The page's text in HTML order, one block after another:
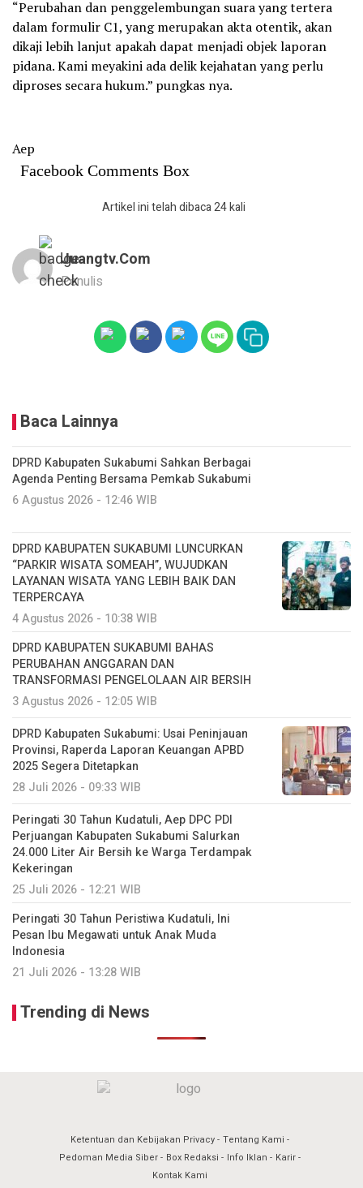
“Perubahan dan penggelembungan suara yang tertera
dalam formulir C1, yang merupakan akta otentik, akan
dikaji lebih lanjut apakah dapat menjadi objek laporan
pidana. Kami meyakini ada delik kejahatan yang perlu
diproses secara hukum.” pungkas nya.
Aep
Facebook Comments Box
Artikel ini telah dibaca 24 kali
Juangtv.com
Penulis
Baca Lainnya
DPRD Kabupaten Sukabumi Sahkan Berbagai
Agenda Penting Bersama Pemkab Sukabumi
6 Agustus 2026 - 12:46 WIB
DPRD KABUPATEN SUKABUMI LUNCURKAN
“PARKIR WISATA SOMEAH”, WUJUDKAN
LAYANAN WISATA YANG LEBIH BAIK DAN
TERPERCAYA
4 Agustus 2026 - 10:38 WIB
DPRD KABUPATEN SUKABUMI BAHAS
PERUBAHAN ANGGARAN DAN
TRANSFORMASI PENGELOLAAN AIR BERSIH
3 Agustus 2026 - 12:05 WIB
DPRD Kabupaten Sukabumi: Usai Peninjauan
Provinsi, Raperda Laporan Keuangan APBD
2025 Segera Ditetapkan
28 Juli 2026 - 09:33 WIB
Peringati 30 Tahun Kudatuli, Aep DPC PDI
Perjuangan Kabupaten Sukabumi Salurkan
24.000 Liter Air Bersih ke Warga Terdampak
Kekeringan
25 Juli 2026 - 12:21 WIB
Peringati 30 Tahun Peristiwa Kudatuli, Ini
Pesan Ibu Megawati untuk Anak Muda
Indonesia
21 Juli 2026 - 13:28 WIB
Trending di News
Ketentuan dan Kebijakan Privacy Tentang Kami
Pedoman Media Siber
Box Redaksi Info Iklan
Karir
Kontak Kami